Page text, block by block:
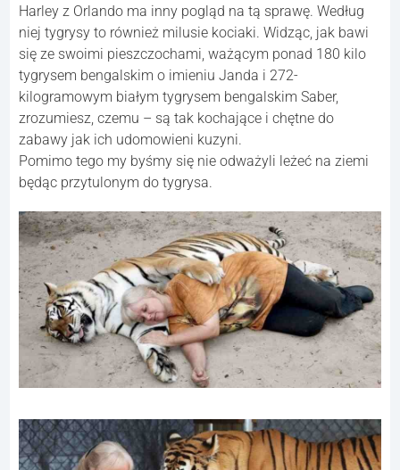
Harley z Orlando ma inny pogląd na tą sprawę. Według
niej tygrysy to również milusie kociaki. Widząc, jak bawi
się ze swoimi pieszczochami, ważącym ponad 180 kilo
tygrysem bengalskim o imieniu Janda i 272-
kilogramowym białym tygrysem bengalskim Saber,
zrozumiesz, czemu – są tak kochające i chętne do
zabawy jak ich udomowieni kuzyni.
Pomimo tego my byśmy się nie odważyli leżeć na ziemi
będąc przytulonym do tygrysa.